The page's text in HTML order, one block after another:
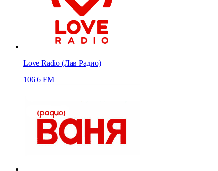
Love Radio (Лав Радио)
106,6 FM